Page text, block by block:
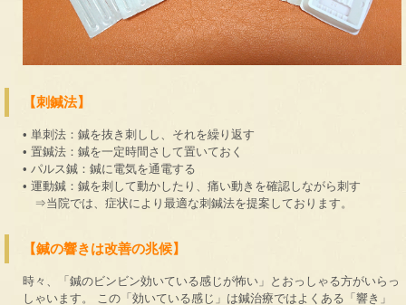
【刺鍼法】
• 単刺法：鍼を抜き刺しし、それを繰り返す
• 置鍼法：鍼を一定時間さして置いておく
• パルス鍼：鍼に電気を通電する
• 運動鍼：鍼を刺して動かしたり、痛い動きを確認しながら刺す
⇒当院では、症状により最適な刺鍼法を提案しております。
【鍼の響きは改善の兆候】
時々、「鍼のビンビン効いている感じが怖い」とおっしゃる方がいらっ
しゃいます。 この「効いている感じ」は鍼治療ではよくある「響き」